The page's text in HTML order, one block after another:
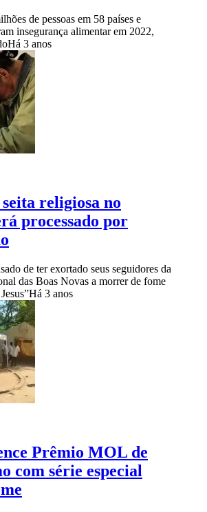
de pessoas em 58 países e
insegurança alimentar em 2022,
Há 3 anos
religiosa no
processado por
de ter exortado seus seguidores da
das Boas Novas a morrer de fome
Há 3 anos
Prêmio MOL de
com série especial